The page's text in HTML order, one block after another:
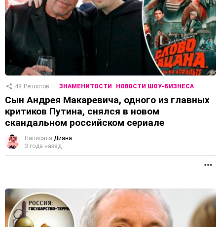
48 Репостов ЗНАМЕНИТОСТИ НОВОСТИ ШОУ-БИЗНЕСА
Сын Андрея Макаревича, одного из главных
критиков Путина, снялся в новом
скандальном российском сериале
Написала Диана
3 года назад